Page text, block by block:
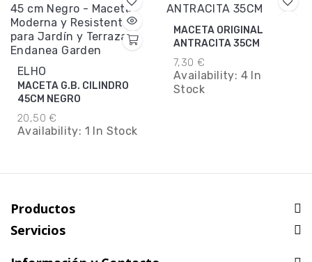
ELHO
MACETA G.B. CILINDRO
45CM NEGRO
20,50 €
Availability: 1 In Stock
MACETA ORIGINAL
ANTRACITA 35CM
7,30 €
Availability: 4 In
Stock
Productos
Servicios